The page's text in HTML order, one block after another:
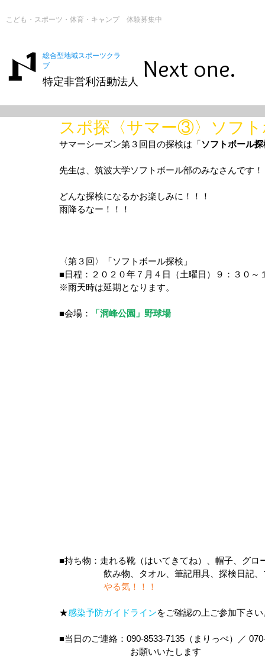
こども・スポーツ・体育・キャンプ 体験募集中
総合型地域スポーツクラ
ブ
特定非営利活動法人 Next one.
スポ探〈サマー③〉ソフ
サマーシーズン第３回目の探検は「ソフトボール探
先生は、筑波大学ソフトボール部のみなさんです！
どんな探検になるかお楽しみに！！！
雨降るなー！！！
〈第３回〉「ソフトボール探検」
■日程：２０２０年７月４日（土曜日）９：３０～
※雨天時は延期となります。
■会場： 「洞峰公園」野球場
■持ち物：走れる靴（はいてきてね）、帽子、グロ
飲み物、タオル、筆記用具、探検日記、
やる気！！！
★感染予防ガイドラインをご確認の上ご参加下さい
■当日のご連絡：090-8533-7135（まりっぺ）／
お願いいたします